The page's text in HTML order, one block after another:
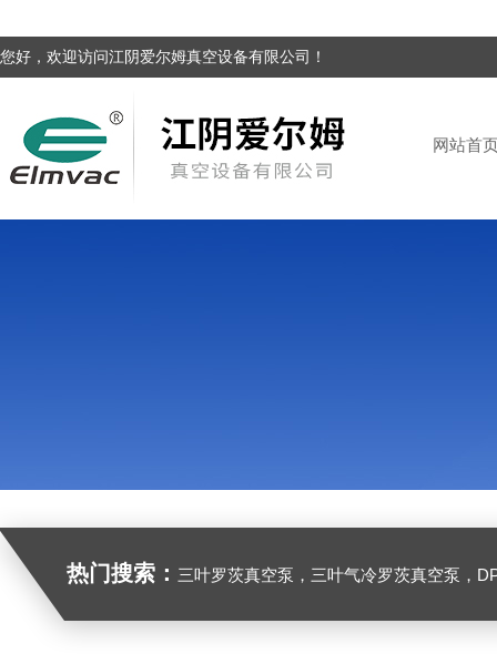
您好，欢迎访问江阴爱尔姆真空设备有限公司！
网站首
热门搜索： 三叶罗茨真空泵，三叶气冷罗茨真空泵，